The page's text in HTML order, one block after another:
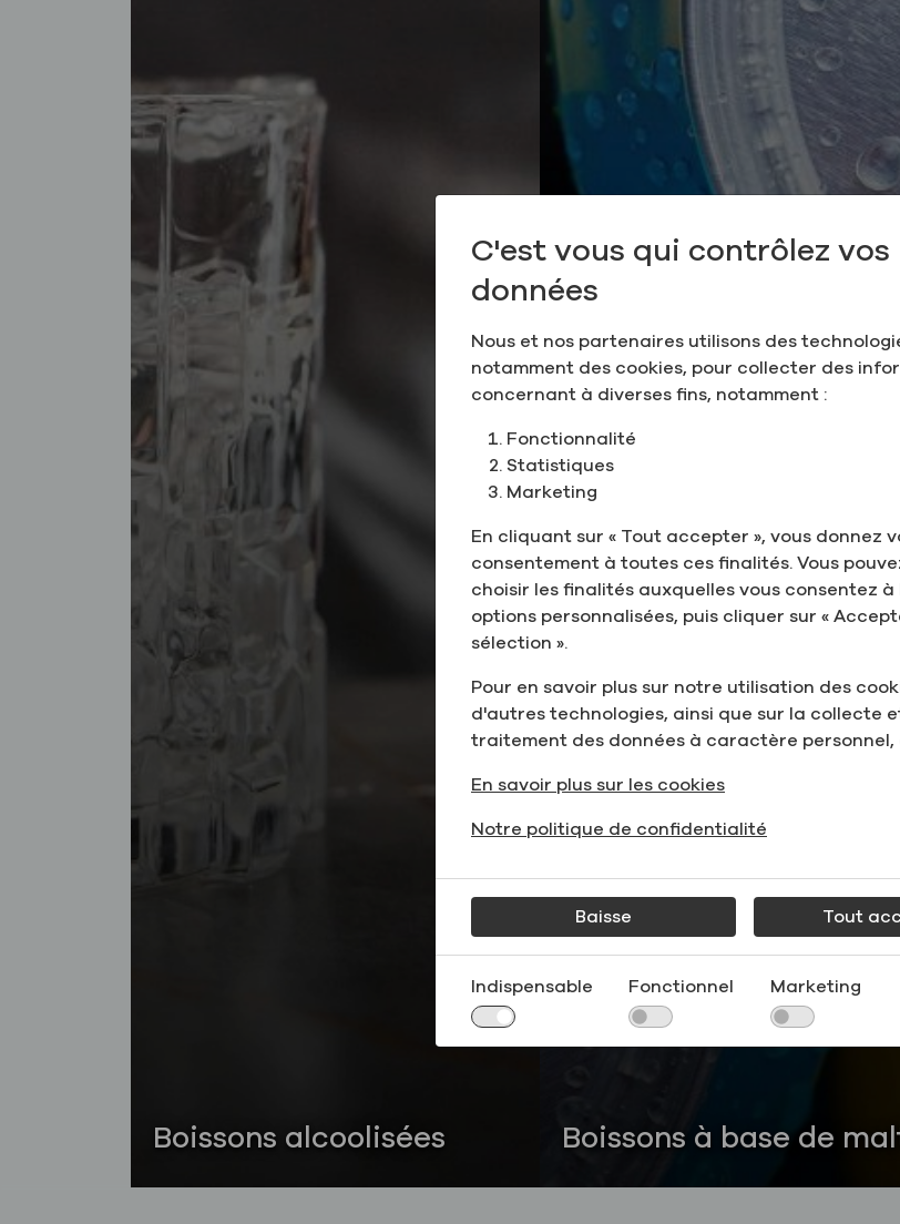
Boissons alcoolisées
des mélanges aromatiques
Boissons à base de
les mélanges « Flavor
C'est vous qui contrôlez vos
données
Nous et nos partenaires utilisons des
notamment des cookies, pour collecter des
concernant à diverses fins, notamment :
Fonctionnalité
Statistiques
Marketing
En cliquant sur « Tout accepter », vous donnez
consentement à toutes ces finalités. Vous
choisir les finalités auxquelles vous consentez
options personnalisées, puis cliquer sur «
sélection ».
Pour en savoir plus sur notre utilisation des
d'autres technologies, ainsi que sur la collecte
traitement des données à caractère personnel,
En savoir plus sur les cookies
Notre politique de confidentialité
Baisse Tout
Indispensable Fonctionnel Marketing